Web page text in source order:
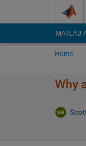
MATLAB
Home
Why